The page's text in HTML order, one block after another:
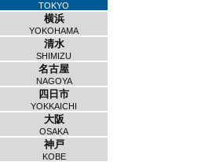
TOKYO
横浜
YOKOHAMA
清水
SHIMIZU
名古屋
NAGOYA
四日市
YOKKAICHI
大阪
OSAKA
神戸
KOBE